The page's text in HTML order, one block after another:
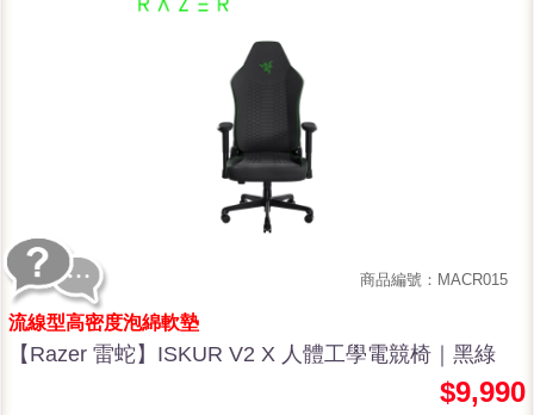
商品編號：MACR015
流線型高密度泡綿軟墊
【Razer 雷蛇】ISKUR V2 X 人體工學電競椅｜黑綠
$9,990